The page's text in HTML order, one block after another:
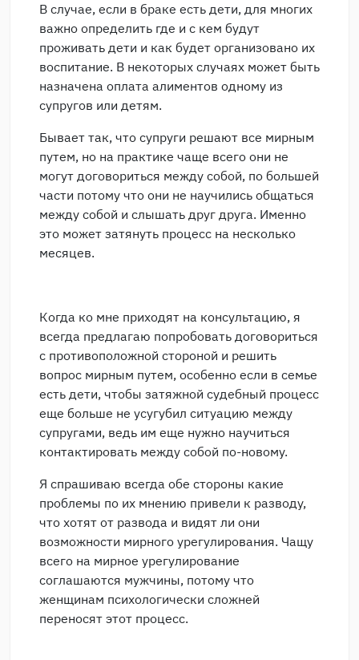
В случае, если в браке есть дети, для многих
важно определить где и с кем будут
проживать дети и как будет организовано их
воспитание. В некоторых случаях может быть
назначена оплата алиментов одному из
супругов или детям.
Бывает так, что супруги решают все мирным
путем, но на практике чаще всего они не
могут договориться между собой, по большей
части потому что они не научились общаться
между собой и слышать друг друга. Именно
это может затянуть процесс на несколько
месяцев.
Когда ко мне приходят на консультацию, я
всегда предлагаю попробовать договориться
с противоположной стороной и решить
вопрос мирным путем, особенно если в семье
есть дети, чтобы затяжной судебный процесс
еще больше не усугубил ситуацию между
супругами, ведь им еще нужно научиться
контактировать между собой по-новому.
Я спрашиваю всегда обе стороны какие
проблемы по их мнению привели к разводу,
что хотят от развода и видят ли они
возможности мирного урегулирования. Чащу
всего на мирное урегулирование
соглашаются мужчины, потому что
женщинам психологически сложней
переносят этот процесс.